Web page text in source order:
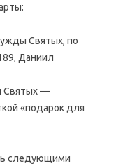
Святых, по
Даниил
Святых —
«подарок для
следующими